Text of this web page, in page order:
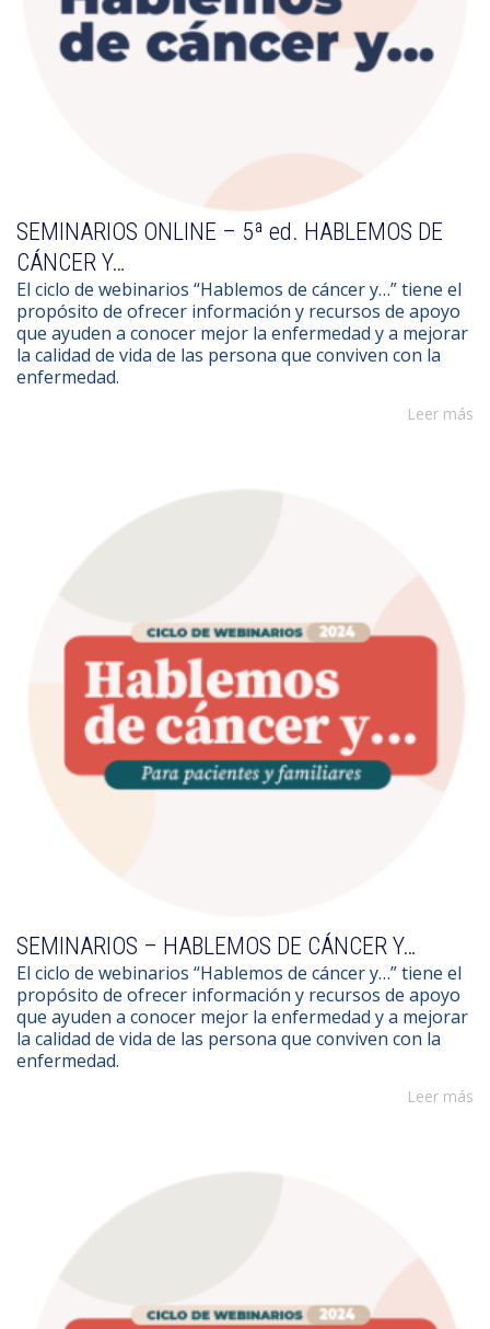
SEMINARIOS ONLINE – 5ª ed. HABLEMOS DE
CÁNCER Y…
El ciclo de webinarios “Hablemos de cáncer y…” tiene el
propósito de ofrecer información y recursos de apoyo
que ayuden a conocer mejor la enfermedad y a mejorar
la calidad de vida de las persona que conviven con la
enfermedad.
Leer más
SEMINARIOS – HABLEMOS DE CÁNCER Y…
El ciclo de webinarios “Hablemos de cáncer y…” tiene el
propósito de ofrecer información y recursos de apoyo
que ayuden a conocer mejor la enfermedad y a mejorar
la calidad de vida de las persona que conviven con la
enfermedad.
Leer más